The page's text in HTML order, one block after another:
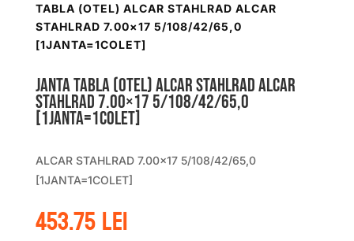
TABLA (OTEL) ALCAR STAHLRAD ALCAR
STAHLRAD 7.00×17 5/108/42/65,0
[1JANTA=1COLET]
Janta tabla (otel) ALCAR STAHLRAD ALCAR
STAHLRAD 7.00×17 5/108/42/65,0
[1JANTA=1COLET]
ALCAR STAHLRAD 7.00×17 5/108/42/65,0
[1JANTA=1COLET]
453.75lei